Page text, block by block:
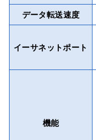
データ転送速度
イーサネットポート
機能